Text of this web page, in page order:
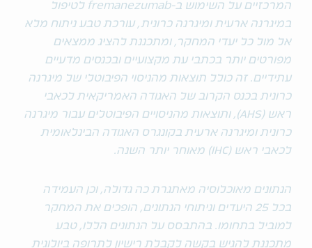
המרכזיים על השימוש ב-fremanezumab לטיפול
במיגרנה ארעית ומיגרנה כרונית, עורכת טבע ניתוח מלא
אל מול כל יעדי המחקר, ומתכננת להציג ממצאים
מפורטים יותר בכתבי עת מקצועיים ובכנסים מדעיים
עתידיים. זה כולל תוצאות מהניסוי הפיבוטלי של מיגרנה
כרונית בכנס הקרוב של האגודה האמריקאית לכאבי
ראש (AHS), ותוצאות מהניסויים הפיבוטלים עבור מיגרנה
כרונית ומיגרנה ארעית בקונגרס האגודה הבינלאומית
לכאבי ראש (IHC) מאוחר יותר השנה.
הנתונים מאוכלוסיה מאתגרת כה גדולה, וכן העמידה
בכל 25 היעדים וניתוחי הנתונים, הופכים את המחקר
למוביל בתחומו. בהתבסס על הנתונים הללו, טבע
מתכננת להגיש בקשה לקבלת רישיון לתרופה ביולוגית